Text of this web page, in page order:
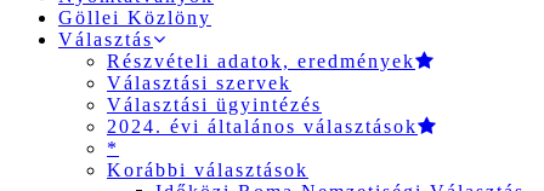
Göllei Közlöny
Választás
Részvételi adatok, eredmények
Választási szervek
Választási ügyintézés
2024. évi általános választások
*
Korábbi választások